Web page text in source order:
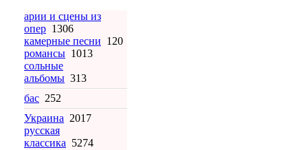
арии и сцены из
опер 1306
камерные песни 120
романсы 1013
сольные
альбомы 313
бас 252
Украина 2017
русская
классика 5274